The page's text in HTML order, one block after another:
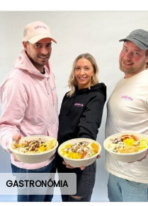
GASTRONÓMIA